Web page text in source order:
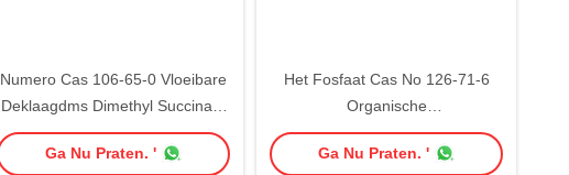
Numero Cas 106-65-0 Vloeibare
Deklaagdms Dimethyl Succinate
Organische
Chemieoplosmiddelen
Ga Nu Praten. '
Het Fosfaat Cas No 126-71-6
Organische
Chemieoplosmiddelen
C12H27O4P van TIBP Triisobutyl
Ga Nu Praten. '